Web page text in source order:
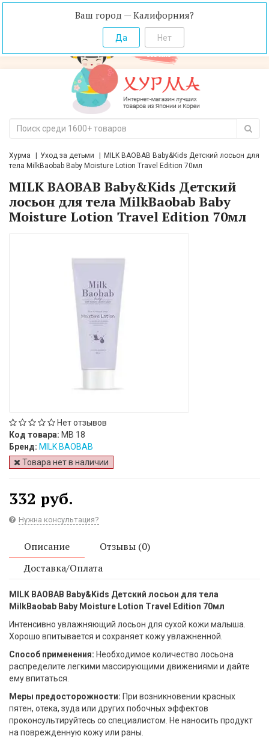
Ваш город — Калифорния?
Хурма Уход за детьми
MILK BAOBAB Baby&Kids Детский лосьон для
тела MilkBaobab Baby Moisture Lotion Travel Edition 70мл
MILK BAOBAB Baby&Kids Детский
лосьон для тела MilkBaobab Baby
Moisture Lotion Travel Edition 70мл
Нет отзывов
Код товара: MB 18
Бренд: MILK BAOBAB
Товара нет в наличии
332 руб.
Нужна консультация?
Описание
Отзывы (0)
Доставка/Оплата
MILK BAOBAB Baby&Kids Детский лосьон для тела
MilkBaobab Baby Moisture Lotion Travel Edition 70мл
Интенсивно увлажняющий лосьон для сухой кожи малыша.
Хорошо впитывается и сохраняет кожу увлажненной.
Способ применения: Необходимое количество лосьона
распределите легкими массирующими движениями и дайте
ему впитаться.
Меры предосторожности: При возникновении красных
пятен, отека, зуда или других побочных эффектов
проконсультируйтесь со специалистом. Не наносить продукт
на поврежденную кожу или раны.